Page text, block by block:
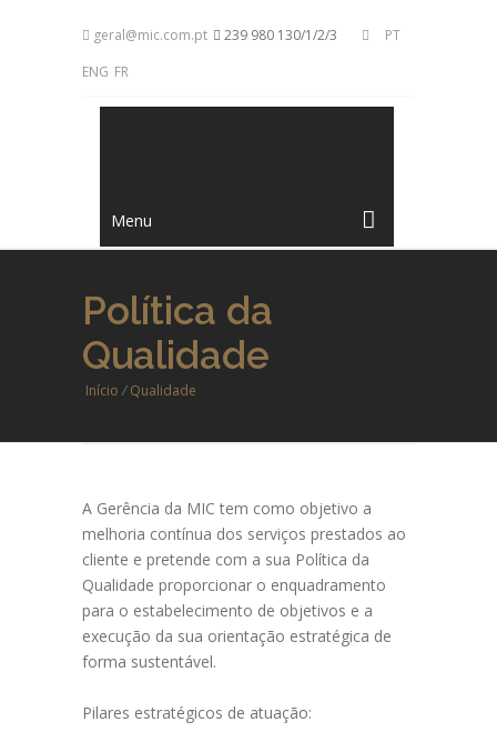
geral@mic.com.pt 239 980 130/1/2/3
PT
ENG FR
Menu
Política da
Qualidade
Início / Qualidade
A Gerência da MIC tem como objetivo a
melhoria contínua dos serviços prestados ao
cliente e pretende com a sua Política da
Qualidade proporcionar o enquadramento
para o estabelecimento de objetivos e a
execução da sua orientação estratégica de
forma sustentável.
Pilares estratégicos de atuação: